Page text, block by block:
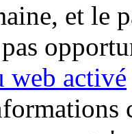
et le
web activé